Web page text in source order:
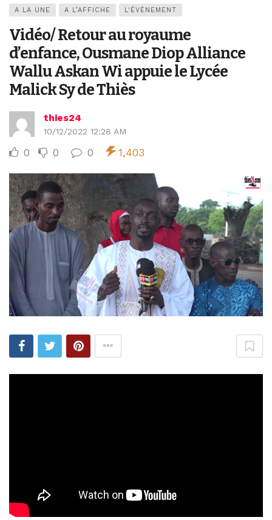
A LA UNE A L’AFFICHE L'ÉVÉNEMENT
Vidéo/ Retour au royaume
d’enfance, Ousmane Diop Alliance
Wallu Askan Wi appuie le Lycée
Malick Sy de Thiès
thies24
10/12/2022 12:28 AM
0 0 0 1,403